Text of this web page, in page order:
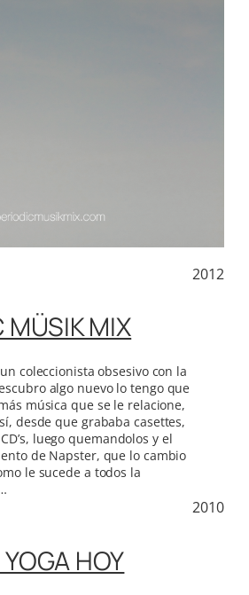
2012
MÜSIK MIX
coleccionista obsesivo con la
algo nuevo lo tengo que
música que se le relacione,
desde que grababa casettes,
luego quemandolos y el
de Napster, que lo cambio
le sucede a todos la
2010
HOY